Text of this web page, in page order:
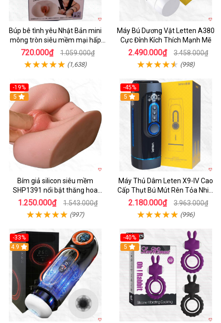
Búp bê tình yêu Nhật Bản mini
mông tròn siêu mềm mại hấp
dẫn
720.000₫ 1.059.000₫
(1,638)
Máy Bú Dương Vật Letten A380
Cực Đỉnh Kích Thích Mạnh Mẽ
2.490.000₫ 3.458.000₫
(998)
-19%
Hot
5
Bím giả silicon siêu mềm
SHP1391 nổi bật thăng hoa
hoàn hảo
1.250.000₫ 1.543.000₫
(997)
-45%
Hot
5
Máy Thủ Dâm Leten X9-IV Cao
Cấp Thụt Bú Mút Rên Tỏa Nhiệt
Sạc Pin
2.180.000₫ 3.963.000₫
(996)
-33%
Hot
4.9
-40%
5